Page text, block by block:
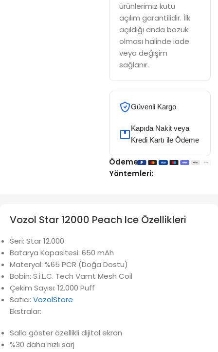
ürünlerimiz kutu
açılım garantilidir. İlk
açıldığı anda bozuk
olması halinde iade
veya değişim
sağlanır.
Güvenli Kargo
Kapıda Nakit veya
Kredi Kartı ile Ödeme
Ödeme
Yöntemleri:
Vozol Star 12000 Peach Ice Özellikleri
Seri: Star 12.000
Batarya Kapasitesi: 650 mAh
Materyal: %65 PCR (Doğa Dostu)
Bobin: S.i.L.C. Tech Vamt Mesh Coil
Çekim Sayısı: 12.000 Puff
Satıcı: VozolStore
Ekstralar:
Salla göster özellikli dijital ekran
%30 daha hızlı sarj